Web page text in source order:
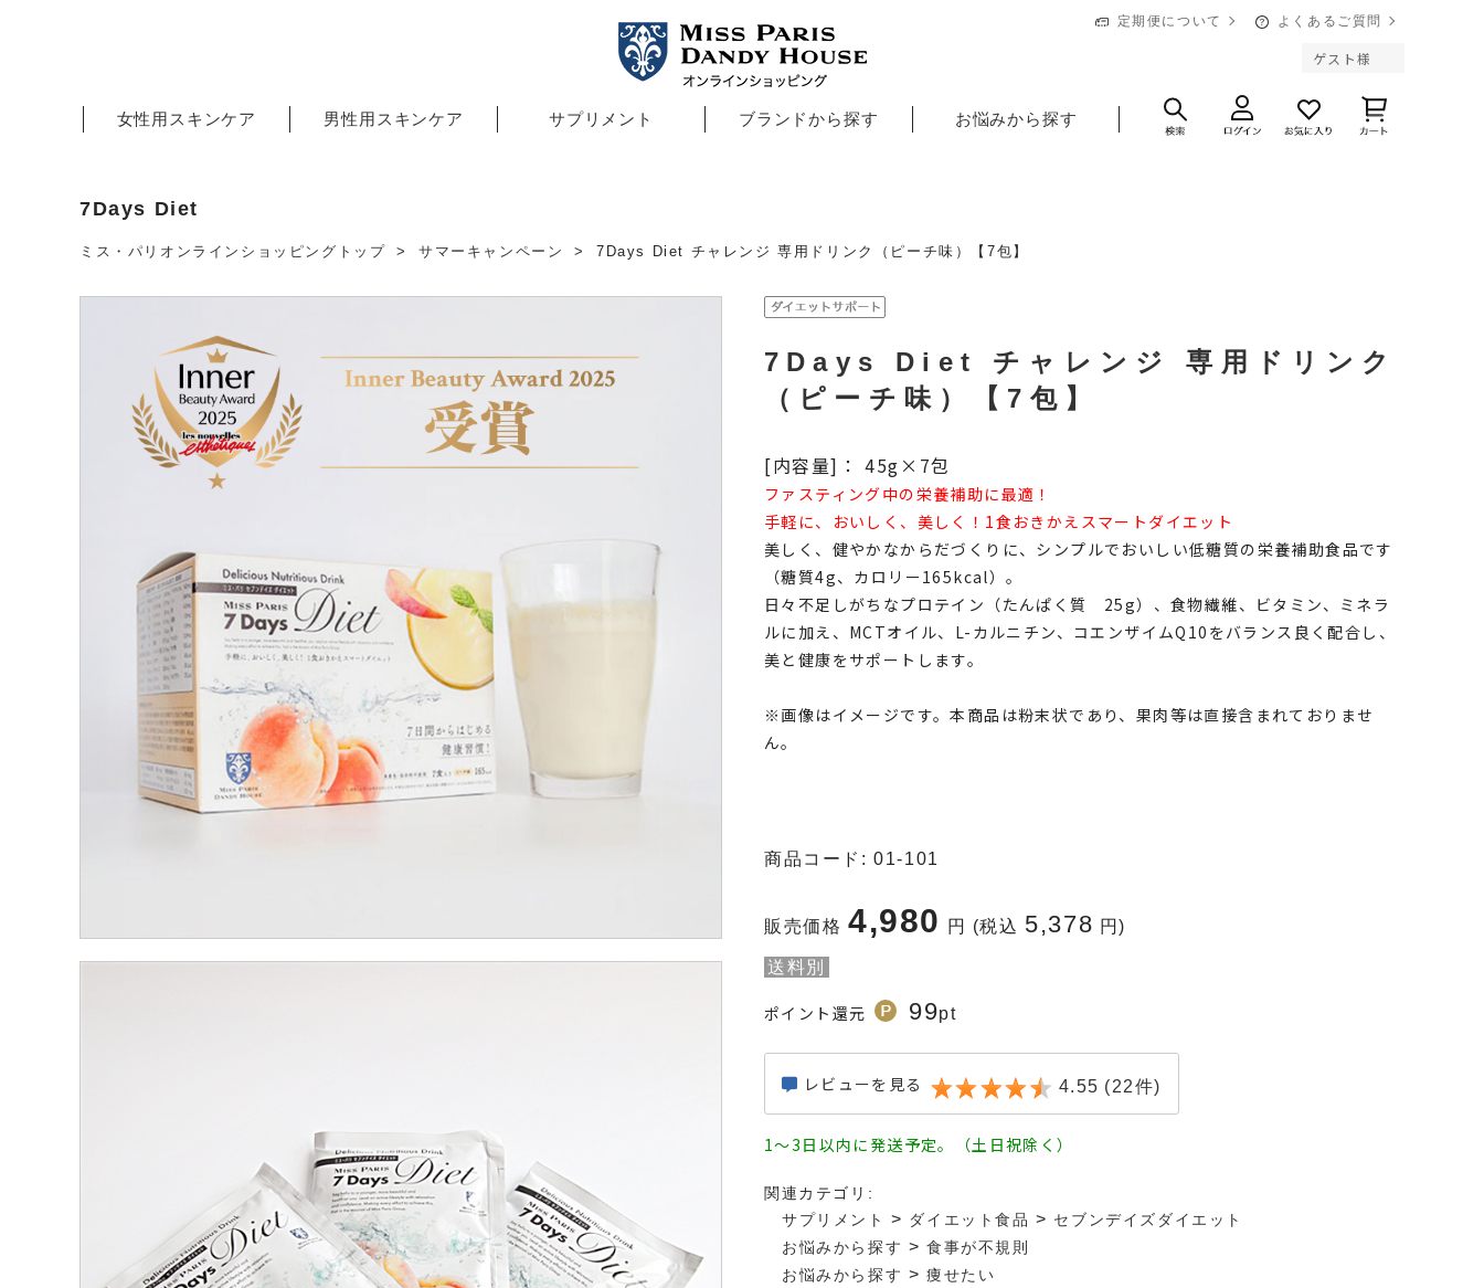
定期便について よくあるご質問
ゲスト様
女性用スキンケア 男性用スキンケア サプリメント ブランドから探す お悩みから探す
7Days Diet
ミス・パリオンラインショッピングトップ サマーキャンペーン 7Days Diet チャレンジ 専用ドリンク（ピーチ味）【7包】
7Days Diet チャレンジ 専用ドリンク
（ピーチ味）【7包】
[内容量]： 45g×7包
ファスティング中の栄養補助に最適！
手軽に、おいしく、美しく！1食おきかえスマートダイエット
美しく、健やかなからだづくりに、シンプルでおいしい低糖質の栄養補助食品です
（糖質4g、カロリー165kcal）。
日々不足しがちなプロテイン（たんぱく質 25g）、食物繊維、ビタミン、ミネラ
ルに加え、MCTオイル、L-カルニチン、コエンザイムQ10をバランス良く配合し、
美と健康をサポートします。
※画像はイメージです。本商品は粉末状であり、果肉等は直接含まれておりませ
ん。
商品コード: 01-101
販売価格 4,980 円 (税込 5,378 円)
送料別
ポイント還元 99pt
レビューを見る 4.55 (22件)
1～3日以内に発送予定。（土日祝除く）
関連カテゴリ:
サプリメント
> ダイエット食品 > セブンデイズダイエット
お悩みから探す >食事が不規則
お悩みから探す >痩せたい